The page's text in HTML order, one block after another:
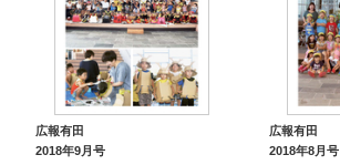
広報有田
2018年9月号
広報有田
2018年8月号